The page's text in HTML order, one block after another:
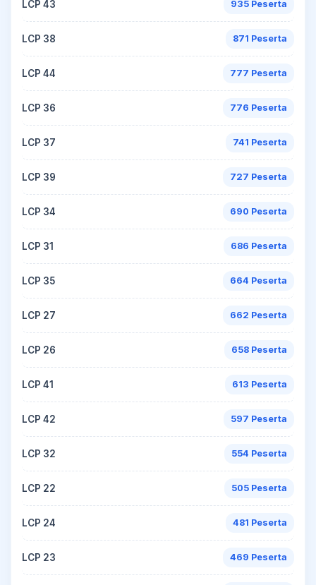
LCP 43 935 Peserta
LCP 38 871 Peserta
LCP 44 777 Peserta
LCP 36 776 Peserta
LCP 37 741 Peserta
LCP 39 727 Peserta
LCP 34 690 Peserta
LCP 31 686 Peserta
LCP 35 664 Peserta
LCP 27 662 Peserta
LCP 26 658 Peserta
LCP 41 613 Peserta
LCP 42 597 Peserta
LCP 32 554 Peserta
LCP 22 505 Peserta
LCP 24 481 Peserta
LCP 23 469 Peserta